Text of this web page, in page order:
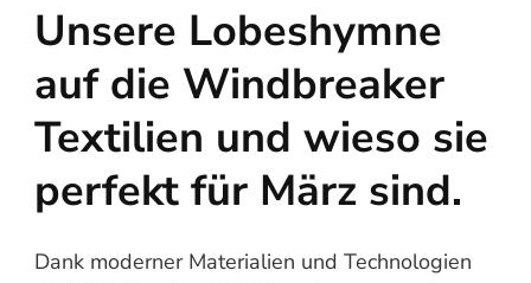
Unsere Lobeshymne
auf die Windbreaker
Textilien und wieso sie
perfekt für März sind.
Dank moderner Materialien und Technologien